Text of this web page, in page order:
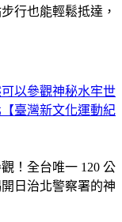
行也能輕鬆抵達，
以參觀神秘水牢世
臺灣新文化運動紀